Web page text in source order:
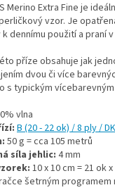
Merino Extra Fine je
vzor. Je
dennímu použití a praní
příze obsahuje jak
dvou či více
s typickým
vlna
B (20 - 22 ok) / 8 ply /
50 g = cca 105 metrů
síla jehlic:4 mm
10 x 10 cm = 21 ok
šetrným programem